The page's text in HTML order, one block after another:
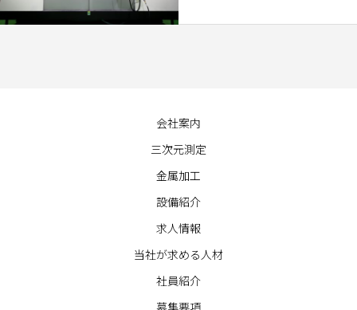
会社案内
三次元測定
金属加工
設備紹介
求人情報
当社が求める人材
社員紹介